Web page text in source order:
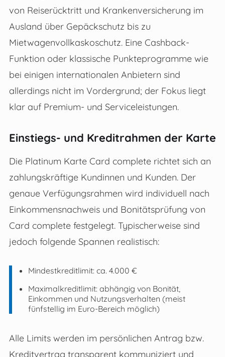
von Reiserücktritt und Krankenversicherung im
Ausland über Gepäckschutz bis zu
Mietwagenvollkaskoschutz. Eine Cashback-
Funktion oder klassische Punkteprogramme wie
bei einigen internationalen Anbietern sind
allerdings nicht im Vordergrund; der Fokus liegt
klar auf Premium- und Serviceleistungen.
Einstiegs- und Kreditrahmen der Karte
Die Platinum Karte Card complete richtet sich an
zahlungskräftige Kundinnen und Kunden. Der
genaue Verfügungsrahmen wird individuell nach
Einkommensnachweis und Bonitätsprüfung von
Card complete festgelegt. Typischerweise sind
jedoch folgende Spannen realistisch:
Mindestkreditlimit: ca. 4.000 €
Maximalkreditlimit: abhängig von Bonität,
Einkommen und Nutzungsverhalten (meist
fünfstellig im Euro-Bereich möglich)
Alle Limits werden im persönlichen Antrag bzw.
Kreditvertrag transparent kommuniziert und